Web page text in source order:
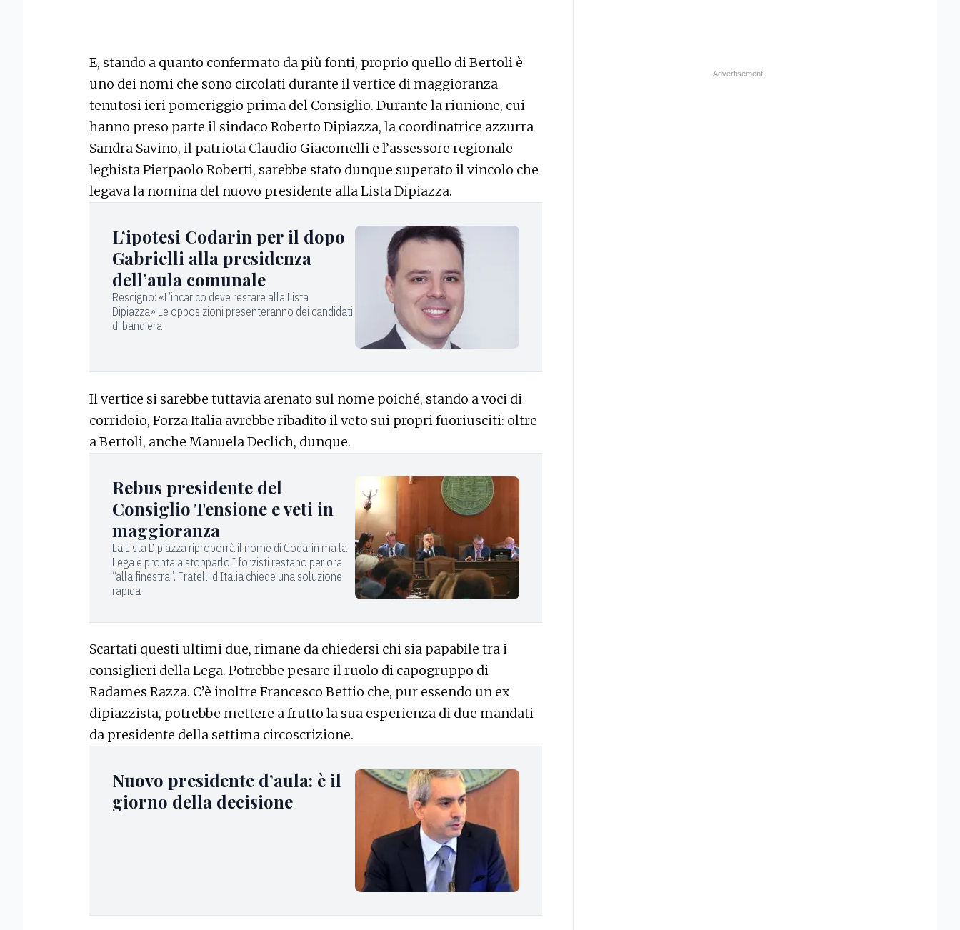
E, stando a quanto confermato da più fonti, proprio quello di Bertoli è
uno dei nomi che sono circolati durante il vertice di maggioranza
tenutosi ieri pomeriggio prima del Consiglio. Durante la riunione, cui
hanno preso parte il sindaco Roberto Dipiazza, la coordinatrice azzurra
Sandra Savino, il patriota Claudio Giacomelli e l’assessore regionale
leghista Pierpaolo Roberti, sarebbe stato dunque superato il vincolo che
legava la nomina del nuovo presidente alla Lista Dipiazza.
L’ipotesi Codarin per il dopo
Gabrielli alla presidenza
dell’aula comunale
Rescigno: «L’incarico deve restare alla Lista
Dipiazza» Le opposizioni presenteranno dei candidati
di bandiera
Il vertice si sarebbe tuttavia arenato sul nome poiché, stando a voci di
corridoio, Forza Italia avrebbe ribadito il veto sui propri fuoriusciti: oltre
a Bertoli, anche Manuela Declich, dunque.
Rebus presidente del
Consiglio Tensione e veti in
maggioranza
La Lista Dipiazza riproporrà il nome di Codarin ma la
Lega è pronta a stopparlo I forzisti restano per ora
“alla finestra”. Fratelli d’Italia chiede una soluzione
rapida
Scartati questi ultimi due, rimane da chiedersi chi sia papabile tra i
consiglieri della Lega. Potrebbe pesare il ruolo di capogruppo di
Radames Razza. C’è inoltre Francesco Bettio che, pur essendo un ex
dipiazzista, potrebbe mettere a frutto la sua esperienza di due mandati
da presidente della settima circoscrizione.
Nuovo presidente d’aula: è il
giorno della decisione